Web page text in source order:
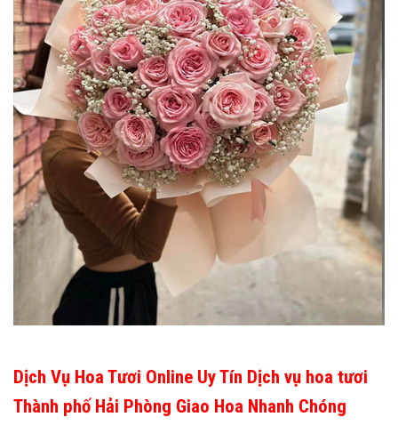
Dịch Vụ Hoa Tươi Online Uy Tín Dịch vụ hoa tươi
Thành phố Hải Phòng Giao Hoa Nhanh Chóng